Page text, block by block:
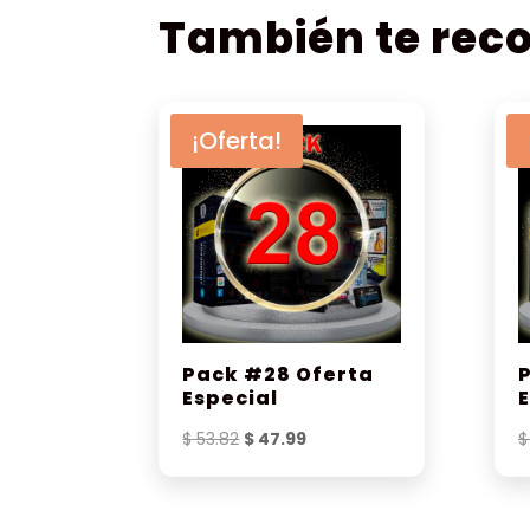
También te
¡Oferta!
Pack #28 Oferta
Especial
$53.82 El
$ 47.99El
$